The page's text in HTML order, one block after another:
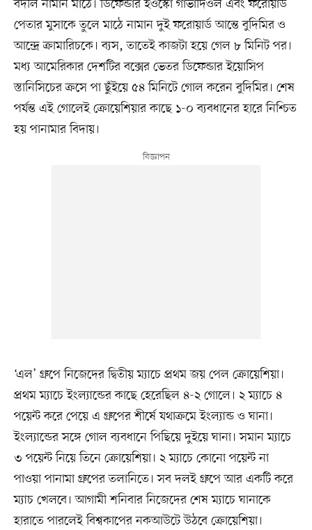
বদলি নামান মাঠে। ডিফেন্ডার ইওস্কো গাভার্দিওল এবং ফরোয়ার্ড
পেতার মুসাকে তুলে মাঠে নামান দুই ফরোয়ার্ড আন্তে বুদিমির ও
আন্দ্রে ক্রামারিচকে। ব্যস, তাতেই কাজটা হয়ে গেল ৮ মিনিট পর।
মধ্য আমেরিকার দেশটির বক্সের ভেতর ডিফেন্ডার ইয়োসিপ
স্তানিসিচের ক্রসে পা ছুঁইয়ে ৫৪ মিনিটে গোল করেন বুদিমির। শেষ
পর্যন্ত এই গোলেই ক্রোয়েশিয়ার কাছে ১-০ ব্যবধানের হারে নিশ্চিত
হয় পানামার বিদায়।
‘এল’ গ্রুপে নিজেদের দ্বিতীয় ম্যাচে প্রথম জয় পেল ক্রোয়েশিয়া।
প্রথম ম্যাচে ইংল্যান্ডের কাছে হেরেছিল ৪-২ গোলে। ২ ম্যাচে ৪
পয়েন্ট করে পেয়ে এ গ্রুপের শীর্ষে যথাক্রমে ইংল্যান্ড ও ঘানা।
ইংল্যান্ডের সঙ্গে গোল ব্যবধানে পিছিয়ে দুইয়ে ঘানা। সমান ম্যাচে
৩ পয়েন্ট নিয়ে তিনে ক্রোয়েশিয়া। ২ ম্যাচে কোনো পয়েন্ট না
পাওয়া পানামা গ্রুপের তলানিতে। সব দলই গ্রুপে আর একটি করে
ম্যাচ খেলবে। আগামী শনিবার নিজেদের শেষ ম্যাচে ঘানাকে
হারাতে পারলেই বিশ্বকাপের নকআউটে উঠবে ক্রোয়েশিয়া।